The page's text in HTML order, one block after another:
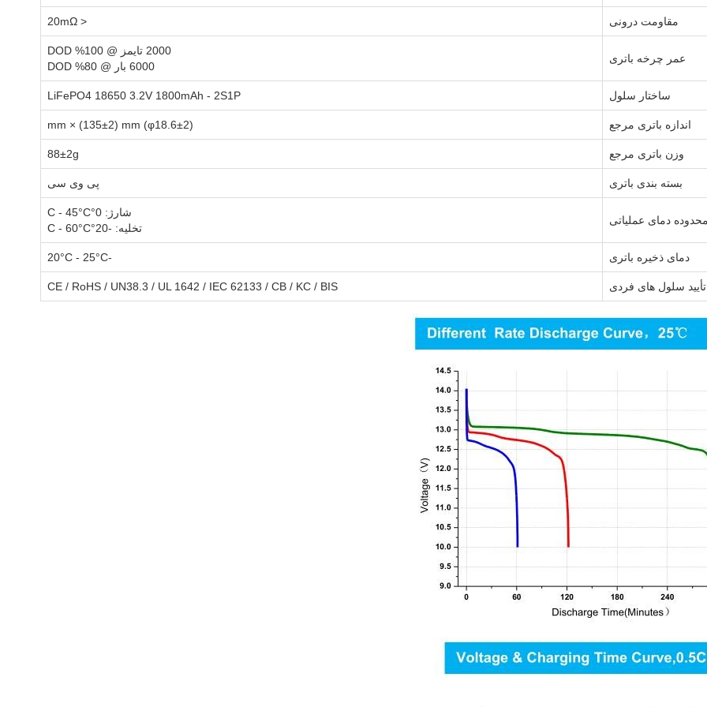
مقاومت درونی < 20mΩ
عمر چرخه باتری
2000 تایمز @ 100% DOD
6000 بار @ 80% DOD
ساختار سلول LiFePO4 18650 3.2V 1800mAh - 2S1P
اندازه باتری مرجع (φ18.6±2) mm × (135±2) mm
وزن باتری مرجع 88±2g
بسته بندی باتری پی وی سی
دمای عملیاتی
شارژ: 0°C - 45°C
تخلیه: -20°C - 60°C
دمای ذخیره باتری -20°C - 25°C
تأیید سلول های فردی CE / RoHS / UN38.3 / UL 1642 / IEC 62133 / CB / KC / BIS